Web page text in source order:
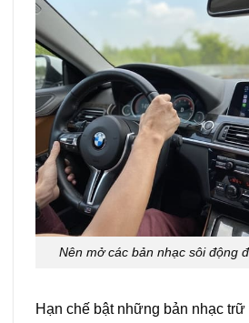
Nên mở các bản nhạc sôi động
Hạn chế bật những bản nhạc